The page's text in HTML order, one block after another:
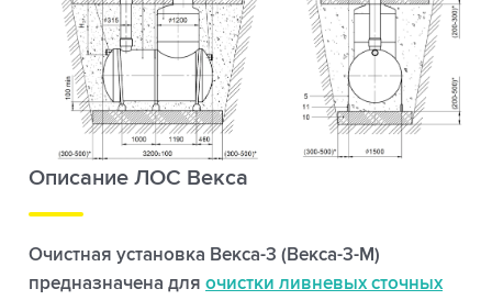
Описание ЛОС Векса
Очистная установка Векса-3 (Векса-3-М)
предназначена для очистки ливневых сточных